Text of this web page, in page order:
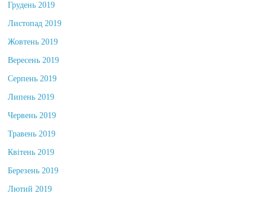
Грудень 2019
Листопад 2019
Жовтень 2019
Вересень 2019
Серпень 2019
Липень 2019
Червень 2019
Травень 2019
Квітень 2019
Березень 2019
Лютий 2019